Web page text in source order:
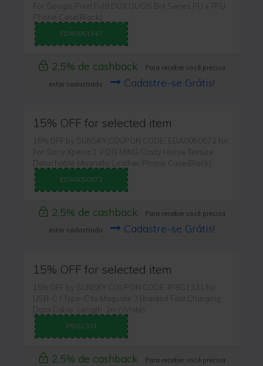
For Google Pixel Fold DUX DUCIS Bril Series PU + TPU
Phone Case(Black)
EDA0051547
2,5% de cashback
Para receber você precisa
estar cadastrado
Cadastre-se Grátis!
15% OFF for selected item
15% OFF by SUNSKY COUPON CODE: EDA0050672 for
For Sony Xperia 1 V DG.MING Crazy Horse Texture
Detachable Magnetic Leather Phone Case(Black)
EDA0050672
2,5% de cashback
Para receber você precisa
estar cadastrado
Cadastre-se Grátis!
15% OFF for selected item
15% OFF by SUNSKY COUPON CODE: IP8G1331 for
USB-C / Type-C to Magsafe 3 Braided Fast Charging
Data Cable, Length: 2m (White)
IP8G1331
2,5% de cashback
Para receber você precisa